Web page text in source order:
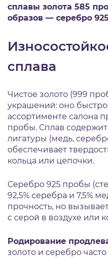
сплавы золота 585
образов — серебро
сплава
Чистое золото (999
украшений: оно
ассортименте салона
пробы. Сплав содержит
лигатуры (медь,
обеспечивает
кольца или цепочки.
Серебро 925 пробы
92,5% серебра и 7,5%
прочность, но
с серой в воздухе или
Родирование
золото и серебро